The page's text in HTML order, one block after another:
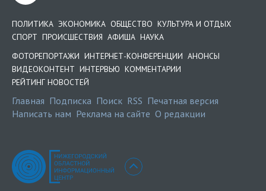
ПОЛИТИКА ЭКОНОМИКА ОБЩЕСТВО КУЛЬТУРА И ОТДЫХ
СПОРТ ПРОИСШЕСТВИЯ АФИША НАУКА
ФОТОРЕПОРТАЖИ ИНТЕРНЕТ-КОНФЕРЕНЦИИ АНОНСЫ
ВИДЕОКОНТЕНТ ИНТЕРВЬЮ КОММЕНТАРИИ
РЕЙТИНГ НОВОСТЕЙ
Главная Подписка Поиск RSS Печатная версия
Написать нам Реклама на сайте О редакции